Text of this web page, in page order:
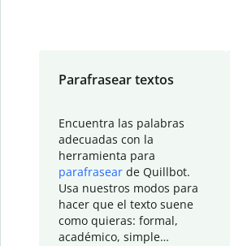
Parafrasear textos
Encuentra las palabras
adecuadas con la
herramienta para
parafrasear de Quillbot.
Usa nuestros modos para
hacer que el texto suene
como quieras: formal,
académico, simple…